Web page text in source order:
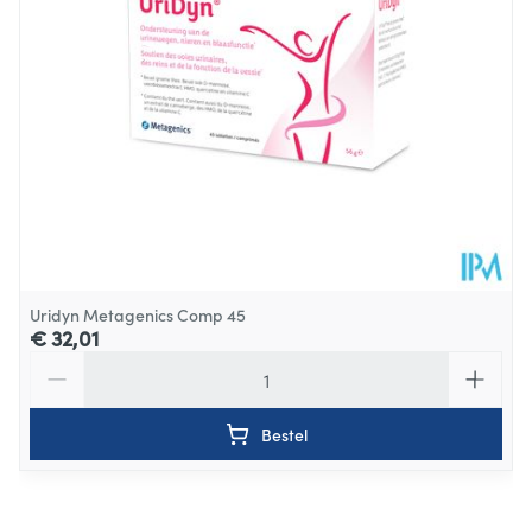
Uridyn Metagenics Comp 45
€ 32,01
Bestel